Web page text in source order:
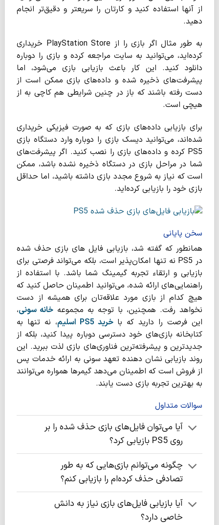
از آنها استفاده کنید و کارتان را سریعتر و دقیق‌تر انجام
دهید.
به طور مثال اگر بازی را از PlayStation Store خریداری
کرده‌اید، می‌توانید به سایت مراجعه کرده و بازی را دوباره
دانلود کنید. این کار باعث بازیابی بازی می‌شود، اما
پیشرفت‌های ذخیره ‌شده و داده‌های بازی ممکن است از
دست رفته باشند که باز در چنین شرایطی هم کاچی به از
هیچی است.
برای بازیابی داده‌های بازی که به صورت فیزیکی خریداری
شده‌اند، می‌توانید دیسک بازی را دوباره وارد دستگاه بازی
PS5 کرده و داده‌های بازی را نصب کنید. اگر پیشرفت‌های
شما در مراحل بازی در دستگاه ذخیره نشده باشد، ممکن
است که نیاز به شروع مجدد بازی داشته باشید، اما حداقل
بازی خود را بازیابی کرده‌اید.
سخن پایانی
همانطور که گفته شد، بازیابی فایل ‌های بازی حذف شده
در PS5 نه تنها امکان‌پذیر است، بلکه می‌تواند فرصتی برای
بازیابی و ارتقاء تجربه گیمینگ شما باشد. با استفاده از
راهنمایی‌های ارائه شده، می‌توانید اطمینان حاصل کنید که
هیچ کدام از بازی مورد علاقه‌تان برای همیشه از دست
نخواهد رفت. همچنین، با توجه به مجموعه خانه سونی،
این فرصت را دارید که باخریدPS5 اسلیم، نه تنها به
کتابخانه بازی‌های خود دسترسی دوباره پیدا کنید، بلکه از
جدیدترین و پیشرفته‌ترین فناوری‌های بازی لذت ببرید. این
روند بازیابی نشان ‌دهنده تعهد سونی به ارائه خدمات پس
از فروش است که اطمینان می‌دهد گیمرها همواره می‌توانند
به بهترین تجربه بازی دست یابند.
سوالات متداول
آیا می‌توان فایل‌های بازی حذف شده را بر
روی PS5 بازیابی کرد؟
چگونه می‌توانم بازی‌هایی که به طور
تصادفی حذف کرده‌ام را بازیابی کنم؟
آیا بازیابی فایل‌های بازی نیاز به دانش
خاصی دارد؟